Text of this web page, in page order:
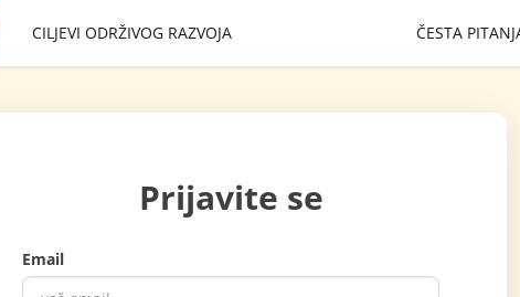
CILJEVI ODRŽIVOG RAZVOJA ČESTA
Prijavite se
Email